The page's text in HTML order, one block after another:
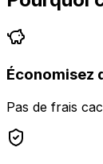
Économisez
Pas de frais